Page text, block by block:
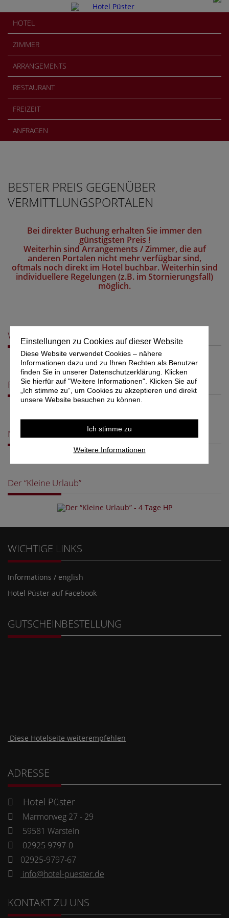
HOTEL
ZIMMER
ARRANGEMENTS
RESTAURANT
FREIZEIT
ANFRAGEN
BESTER PREIS GEGENÜBER
VERMITTLUNGSPORTALEN
Bei direkter Buchung erhalten Sie immer den
günstigsten Preis !
Weiterhin sind Arrangements / Zimmer, die auf
anderen Portalen nicht mehr verfügbar sind,
oftmals noch direkt im Hotel buchbar. Weiterhin sind
individuellere Regelungen (z.B. im Stornierungsfall)
möglich.
WARSTEINer Wochenende
Restaurant im Sauerland
Närrische Auszeit als Karnevalsflucht
Der “Kleine Urlaub”
WICHTIGE LINKS
Informations / english
Hotel Püster auf Facebook
GUTSCHEINBESTELLUNG
Diese Hotelseite weiterempfehlen
ADRESSE
Hotel Püster
Marmorweg 27 - 29
59581 Warstein
02925 9797-0
02925-9797-67
info@hotel-puester.de
KONTAKT ZU UNS
Einstellungen zu Cookies auf dieser Website
Diese Website verwendet Cookies – nähere
Informationen dazu und zu Ihren Rechten als Benutzer
finden Sie in unserer Datenschutzerklärung. Klicken
Sie hierfür auf "Weitere Informationen". Klicken Sie auf
„Ich stimme zu“, um Cookies zu akzeptieren und direkt
unsere Website besuchen zu können.
Ich stimme zu
Weitere Informationen